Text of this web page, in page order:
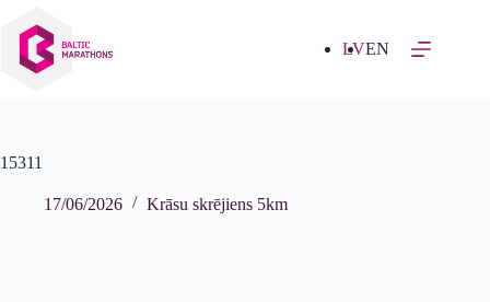
saturu
LVEN
15311
17/06/2026 Krāsu skrējiens 5km